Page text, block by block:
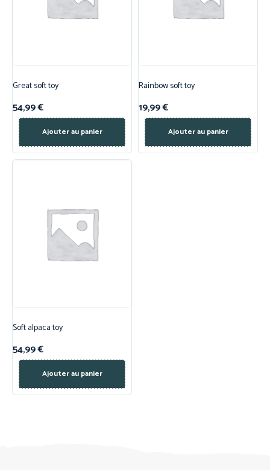
Great soft toy
54,99€
Ajouter au panier
Rainbow soft toy
19,99€
Ajouter au panier
Soft alpaca toy
54,99€
Ajouter au panier